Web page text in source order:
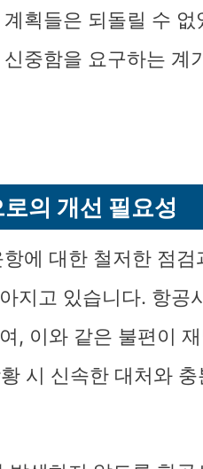
획들은 되돌릴 수
중함을 요구하는 계
로의 개선 필요성
에 대한 철저한 점
지고 있습니다. 항공
, 이와 같은 불편이
시 신속한 대처와